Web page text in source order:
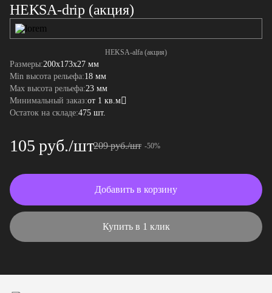
HEKSA-drip (акция)
HEKSA-alfa (акция)
Размеры:200x173x27 мм
Min высота рельефа:18 мм
Max высота рельефа:23 мм
Минимальный заказ:от 1 кв.м
Остаток на складе:475 шт.
105 руб./шт209 руб./шт -50%
Добавить в корзину
Купить в 1 клик